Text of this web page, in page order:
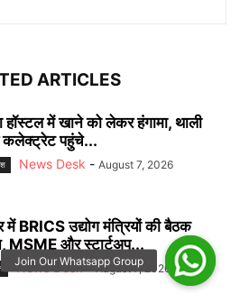
ARTICLES
हॉस्टल में खाने को लेकर हंगामा, थाली
पहुंचे...
News Desk - August 7, 2026
में BRICS उद्योग मंत्रियों की बैठक
MSME और स्टार्टअप...
News Desk - August 7, 2026